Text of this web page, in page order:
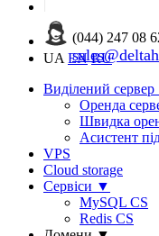
(044) 247 08
UA EN RU
Виділений сервер
Оренда
Швидка
Асистент
VPS
Cloud storage
Сервіси ▼
MySQL CS
Redis CS